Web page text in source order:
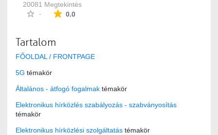
20081 Megtekintés
-
0.0Az átlagos minősítés 0 csillag a lehetséges 5-
Tartalom
FŐOLDAL / FRONTPAGE
5G témakör
Általános - átfogó fogalmak témakör
Elektronikus hírközlés szabályozás - szabványosítás
témakör
Elektronikus hírközlési szolgáltatás témakör